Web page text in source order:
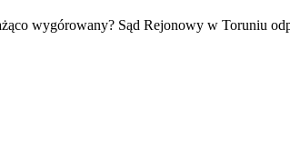
wygórowany? Sąd Rejonowy w Toruniu